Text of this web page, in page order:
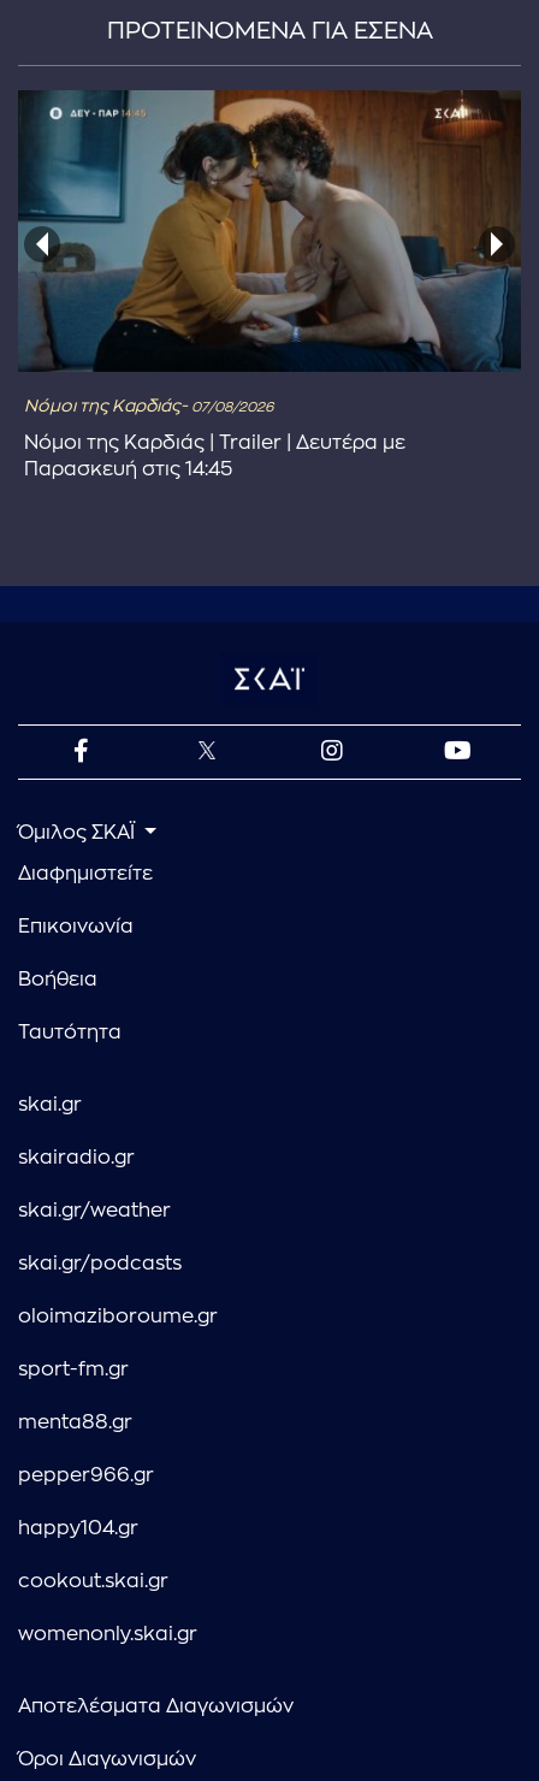
ΠΡΟΤΕΙΝΟΜΕΝΑ ΓΙΑ ΕΣΕΝΑ
Νόμοι της Καρδιάς- 07/08/2026
Νόμοι της Καρδιάς | Trailer | Δευτέρα με
Παρασκευή στις 14:45
Όμιλος ΣΚΑΪ
Διαφημιστείτε
Επικοινωνία
Βοήθεια
Ταυτότητα
skai.gr
skairadio.gr
skai.gr/weather
skai.gr/podcasts
oloimaziboroume.gr
sport-fm.gr
menta88.gr
pepper966.gr
happy104.gr
cookout.skai.gr
womenonly.skai.gr
Αποτελέσματα Διαγωνισμών
Όροι Διαγωνισμών